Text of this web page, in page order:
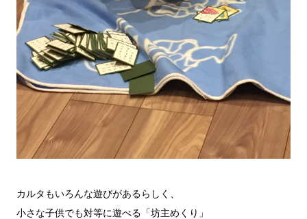
カルタもいろんな遊びがあるらしく、
小さな子供でも対等に遊べる「坊主めくり」